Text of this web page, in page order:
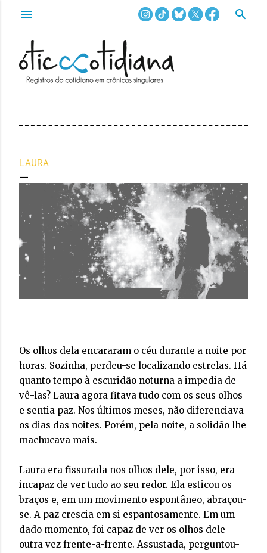
Pular para o conteúdo principal
LAURA
Os olhos dela encararam o céu durante a noite por
horas. Sozinha, perdeu-se localizando estrelas. Há
quanto tempo à escuridão noturna a impedia de
vê-las? Laura agora fitava tudo com os seus olhos
e sentia paz. Nos últimos meses, não diferenciava
os dias das noites. Porém, pela noite, a solidão lhe
machucava mais.
Laura era fissurada nos olhos dele, por isso, era
incapaz de ver tudo ao seu redor. Ela esticou os
braços e, em um movimento espontâneo, abraçou-
se. A paz crescia em si espantosamente. Em um
dado momento, foi capaz de ver os olhos dele
outra vez frente-a-frente. Assustada, perguntou-